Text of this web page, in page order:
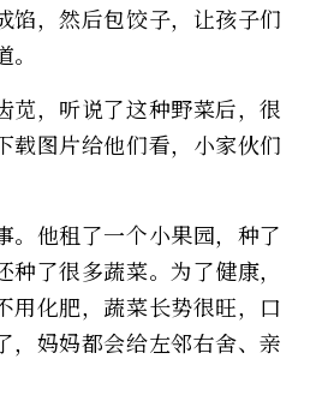
馅，然后包饺子，让孩子们
苋，听说了这种野菜后，很
载图片给他们看，小家伙们
。他租了一个小果园，种了
了很多蔬菜。为了健康，
用化肥，蔬菜长势很旺，口
，妈妈都会给左邻右舍、亲